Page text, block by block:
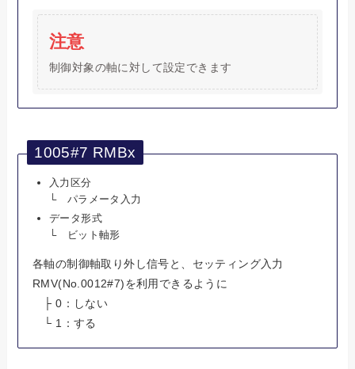
注意
制御対象の軸に対して設定できます
1005#7 RMBx
入力区分
└ パラメータ入力
データ形式
└ ビット軸形
各軸の制御軸取り外し信号と、セッティング入力
RMV(No.0012#7)を利用できるように
├ 0：しない
└ 1：する